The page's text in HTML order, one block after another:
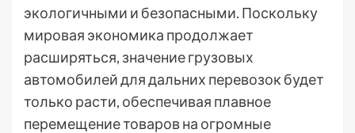
экологичными и безопасными. Поскольку
мировая экономика продолжает
расширяться, значение грузовых
автомобилей для дальних перевозок будет
только расти, обеспечивая плавное
перемещение товаров на огромные